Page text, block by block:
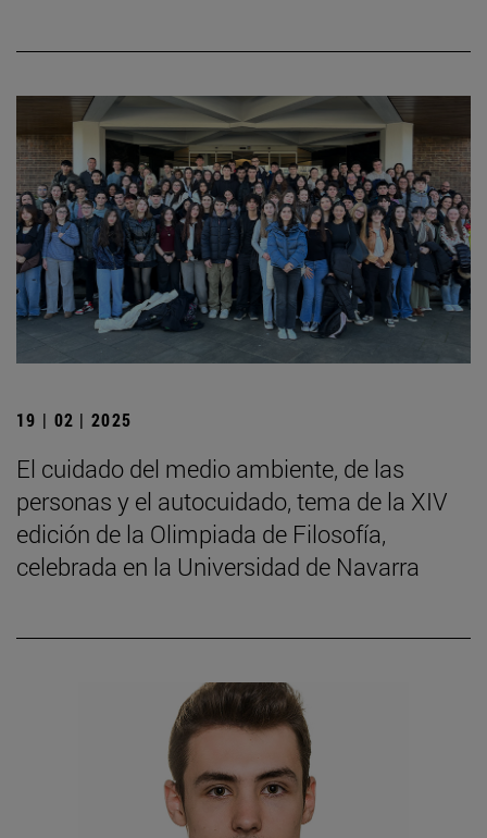
19 | 02 | 2025
El cuidado del medio ambiente, de las
personas y el autocuidado, tema de la XIV
edición de la Olimpiada de Filosofía,
celebrada en la Universidad de Navarra